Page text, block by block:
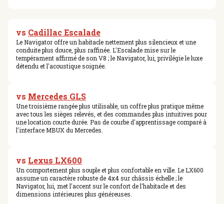
vs Cadillac Escalade
Le Navigator offre un habitacle nettement plus silencieux et une
conduite plus douce, plus raffinée. L'Escalade mise sur le
tempérament affirmé de son V8 ; le Navigator, lui, privilégie le luxe
détendu et l'acoustique soignée.
vs Mercedes GLS
Une troisième rangée plus utilisable, un coffre plus pratique même
avec tous les sièges relevés, et des commandes plus intuitives pour
une location courte durée. Pas de courbe d'apprentissage comparé à
l'interface MBUX du Mercedes.
vs Lexus LX600
Un comportement plus souple et plus confortable en ville. Le LX600
assume un caractère robuste de 4x4 sur châssis échelle ; le
Navigator, lui, met l'accent sur le confort de l'habitacle et des
dimensions intérieures plus généreuses.